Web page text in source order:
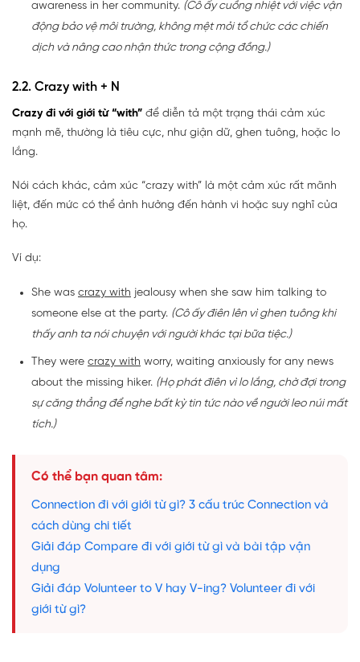
awareness in her community. (Cô ấy cuồng nhiệt với việc vận
động bảo vệ môi trường, không mệt mỏi tổ chức các chiến
dịch và nâng cao nhận thức trong cộng đồng.)
2.2. Crazy with + N
Crazy đi với giới từ “with” để diễn tả một trạng thái cảm xúc
mạnh mẽ, thường là tiêu cực, như giận dữ, ghen tuông, hoặc lo
lắng.
Nói cách khác, cảm xúc “crazy with” là một cảm xúc rất mãnh
liệt, đến mức có thể ảnh hưởng đến hành vi hoặc suy nghĩ của
họ.
Ví dụ:
She was crazy with jealousy when she saw him talking to
someone else at the party. (Cô ấy điên lên vì ghen tuông khi
thấy anh ta nói chuyện với người khác tại bữa tiệc.)
They were crazy with worry, waiting anxiously for any news
about the missing hiker. (Họ phát điên vì lo lắng, chờ đợi trong
sự căng thẳng để nghe bất kỳ tin tức nào về người leo núi mất
tích.)
Có thể bạn quan tâm:
Connection đi với giới từ gì? 3 cấu trúc Connection và
cách dùng chi tiết
Giải đáp Compare đi với giới từ gì và bài tập vận
dụng
Giải đáp Volunteer to V hay V-ing? Volunteer đi với
giới từ gì?